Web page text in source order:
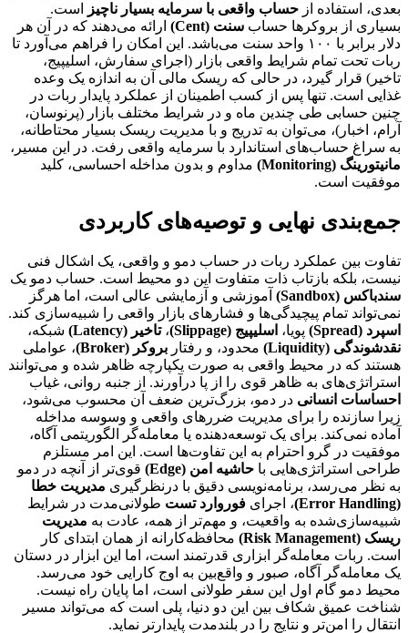
بعدی، استفاده از حساب واقعی با سرمایه بسیار ناچیز
است.
بسیاری از بروکرها حساب سنت (Cent)
ارائه می‌دهند که در آن هر
دلار برابر با ۱۰۰ واحد سنت می‌باشد. این امکان را فراهم می‌آورد تا
ربات تحت تمام شرایط واقعی بازار (اجرای سفارش، اسلیپیج،
تاخیر) قرار گیرد، در حالی که ریسک مالی آن به اندازه یک وعده
غذایی است. تنها پس از کسب اطمینان از عملکرد پایدار ربات در
چنین حسابی طی چندین ماه و در شرایط مختلف بازار (پرنوسان،
آرام، اخبار)، می‌توان به تدریج و با مدیریت ریسک بسیار محتاطانه،
به سراغ حساب‌های استاندارد با سرمایه واقعی رفت. در این مسیر،
مانیتورینگ (Monitoring)
مداوم و بدون مداخله احساسی، کلید
موفقیت است.
جمع‌بندی نهایی و توصیه‌های کاربردی
تفاوت بین عملکرد ربات در حساب دمو و واقعی، یک اشکال فنی
نیست، بلکه بازتاب ذات متفاوت این دو محیط است. حساب دمو یک
سندباکس (Sandbox)
آموزشی و آزمایشی عالی است، اما هرگز
نمی‌تواند تمام پیچیدگی‌ها و فشارهای بازار واقعی را شبیه‌سازی کند.
اسپرد (Spread)
پویا، اسلیپیج (Slippage) ،تاخیر (Latency)
شبکه،
نقدشوندگی (Liquidity)
محدود، و رفتار بروکر (Broker)
، عواملی
هستند که در محیط واقعی به صورت یکپارچه ظاهر شده و می‌توانند
استراتژی‌های به ظاهر قوی را از پا درآورند. از جنبه روانی، غیاب
احساسات انسانی در دمو، بزرگ‌ترین ضعف آن محسوب می‌شود،
زیرا سازنده را برای مدیریت ضررهای واقعی و وسوسه مداخله
آماده نمی‌کند. برای یک توسعه‌دهنده یا معامله‌گر الگوریتمی آگاه،
موفقیت در گرو احترام به این تفاوت‌ها است. این امر مستلزم
طراحی استراتژی‌هایی با حاشیه امن (Edge)
قوی‌تر از آنچه در دمو
به نظر می‌رسد، برنامه‌نویسی دقیق با درنظرگیری مدیریت خطا
(Error Handling)
، اجرای فوروارد تست طولانی‌مدت در شرایط
شبیه‌سازی‌شده به واقعیت، و مهم‌تر از همه، عادت به مدیریت
ریسک (Risk Management)
محافظه‌کارانه از همان ابتدای کار
است. ربات معامله‌گر ابزاری قدرتمند است، اما این ابزار در دستان
یک معامله‌گر آگاه، صبور و واقع‌بین به اوج کارایی خود می‌رسد.
محیط دمو گام اول این سفر طولانی است، اما پایان راه نیست.
شناخت عمیق شکاف بین این دو دنیا، پلی است که می‌تواند مسیر
انتقال را امن‌تر و نتایج را در بلندمدت پایدارتر نماید.